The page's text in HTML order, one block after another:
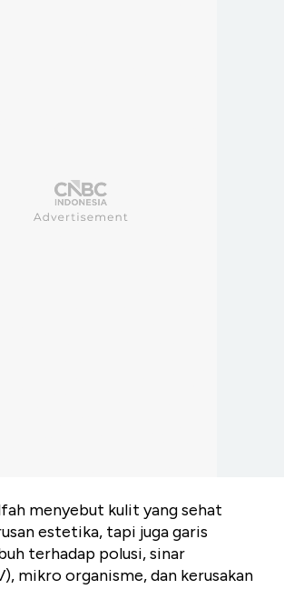
menyebut kulit yang sehat
estetika, tapi juga garis
terhadap polusi, sinar
mikro organisme, dan kerusakan